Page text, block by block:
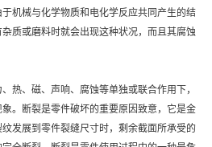
机械与化学物质和电化学反应共同产生的结
质或磨料时就会出现这种状况，而且其腐蚀
热、磁、声响、腐蚀等单独或联合作用下，
。断裂是零件破坏的重要原因致意，它是金
发展到零件裂缝尺寸时，剩余截面所承受的